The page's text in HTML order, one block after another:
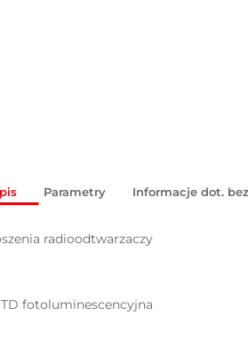
Parametry Informacje dot.
radioodtwarzaczy
TD fotoluminescencyjna